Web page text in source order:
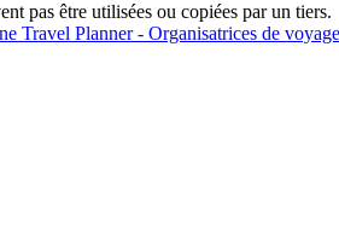
pas être utilisées ou copiées par un tiers.
Travel Planner - Organisatrices de